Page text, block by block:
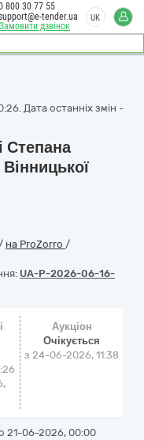
Замовити дзвінок
800 30 77 55
tender.ua
UK
Дата останніх змін -
Степана
на ProZorro /
UA-P-2026-06-16-
Аукціон
Очікується
з24-06-2026, 11:38
21-06-2026, 00:00